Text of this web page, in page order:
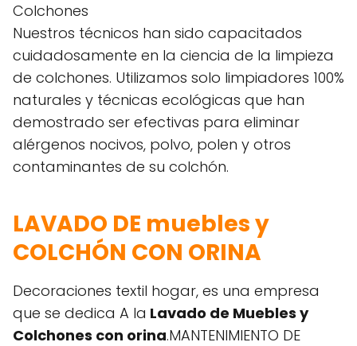
Colchones
Nuestros técnicos han sido capacitados
cuidadosamente en la ciencia de la limpieza
de colchones. Utilizamos solo limpiadores 100%
naturales y técnicas ecológicas que han
demostrado ser efectivas para eliminar
alérgenos nocivos, polvo, polen y otros
contaminantes de su colchón.
LAVADO DE muebles y
COLCHÓN CON ORINA
Decoraciones textil hogar, es una empresa
que se dedica A la Lavado de Muebles y
Colchones con orina.MANTENIMIENTO DE